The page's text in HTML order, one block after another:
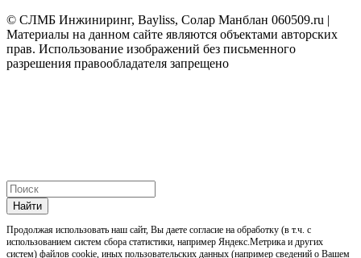
© СЛМБ Инжиниринг, Bayliss, Солар Манблан 060509.ru |
Материалы на данном сайте являются объектами авторских
прав. Использование изображений без письменного
разрешения правообладателя запрещено
Найти
Продолжая использовать наш cайт, Вы даете согласие на обработку (в т.ч. с
использованием систем сбора статистики, например Яндекс.Метрика и других
систем) файлов cookie, иных пользовательских данных (например сведений о Вашем